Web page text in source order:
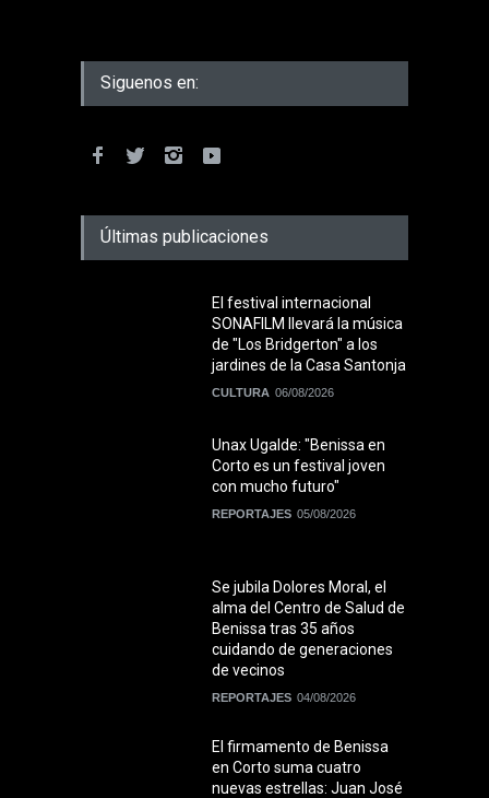
Siguenos en:
Últimas publicaciones
El festival internacional
SONAFILM llevará la música
de "Los Bridgerton" a los
jardines de la Casa Santonja
CULTURA 06/08/2026
Unax Ugalde: "Benissa en
Corto es un festival joven
con mucho futuro"
REPORTAJES 05/08/2026
Se jubila Dolores Moral, el
alma del Centro de Salud de
Benissa tras 35 años
cuidando de generaciones
de vecinos
REPORTAJES 04/08/2026
El firmamento de Benissa
en Corto suma cuatro
nuevas estrellas: Juan José